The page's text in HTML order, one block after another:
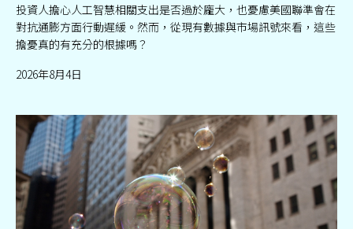
投資人擔心人工智慧相關支出是否過於龐大，也憂慮美國聯準會在
對抗通膨方面行動遲緩。然而，從現有數據與市場訊號來看，這些
擔憂真的有充分的根據嗎？
2026年8月4日